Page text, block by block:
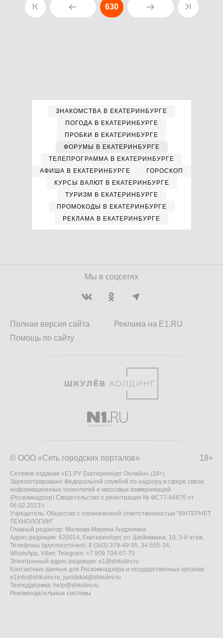
630
ЗНАКОМСТВА В ЕКАТЕРИНБУРГЕ
ПОГОДА В ЕКАТЕРИНБУРГЕ
ПРОБКИ В ЕКАТЕРИНБУРГЕ
ФОРУМЫ В ЕКАТЕРИНБУРГЕ
ТЕЛЕПРОГРАММА В ЕКАТЕРИНБУРГЕ
АФИША В ЕКАТЕРИНБУРГЕ
ГОРОСКОП
КУРСЫ ВАЛЮТ В ЕКАТЕРИНБУРГЕ
ТУРИЗМ В ЕКАТЕРИНБУРГЕ
ПРОМОКОДЫ В ЕКАТЕРИНБУРГЕ
РЕКЛАМА В ЕКАТЕРИНБУРГЕ
Мы в соцсетях
Полная версия сайта
Помощь по сайту
Реклама на E1.RU
18+
© ООО «Сеть городских порталов»
Сетевое издание «Е1.РУ Екатеринбург Онлайн» (18+)
Зарегистрировано Федеральной службой по надзору в сфере связи,
информационных технологий и массовых коммуникаций
(Роскомнадзор) Свидетельство о регистрации № ФС77-84675 от
06.02.2023 г.
Учредитель: Общество с ограниченной ответственностью "ИНТЕРНЕТ
ТЕХНОЛОГИИ"
Главный редактор: Малкова Марина Андреевна
Адрес редакции: 620014, Екатеринбург, ул. Шейнкмана, 10, 3-й этаж,
Телефоны (круглосуточно): 8 (343) 379-49-95, 34-555-34,
WhatsApp, Viber, Telegram: +7 909 704-57-70
Электронный адрес редакции: e1@shkulev.ru
Контактные данные для Роскомнадзора и государственных органов:
e1info@shkulev.ru, juristekat@shkulev.ru
Техподдержка: help@shkulev.ru
Рекомендательные системы